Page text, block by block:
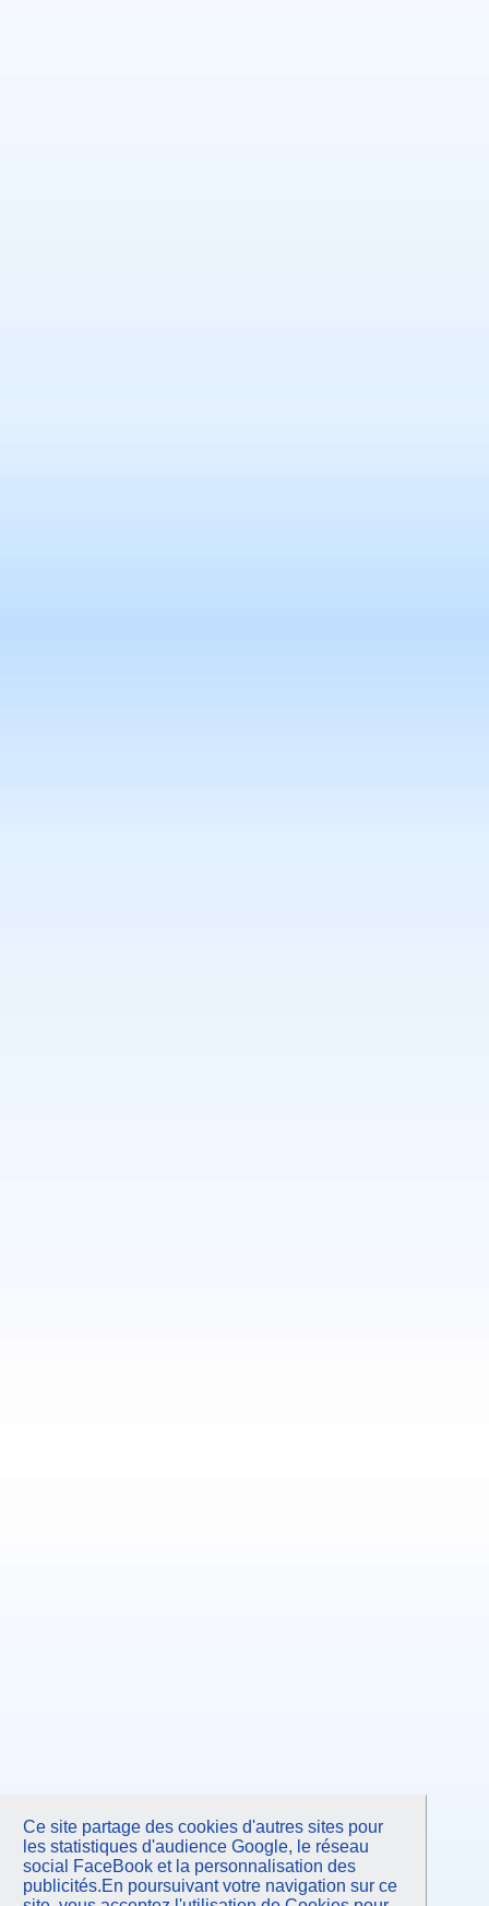
Ce site partage des cookies d'autres sites pour
les statistiques d'audience Google, le réseau
social FaceBook et la personnalisation des
publicités.En poursuivant votre navigation sur ce